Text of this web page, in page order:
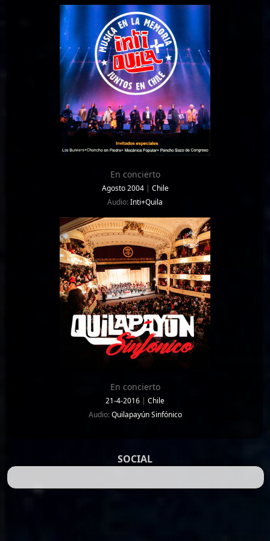
En concierto
Agosto 2004 | Chile
Audio:Inti+Quila
En concierto
21-4-2016 | Chile
Audio:Quilapayún Sinfónico
SOCIAL